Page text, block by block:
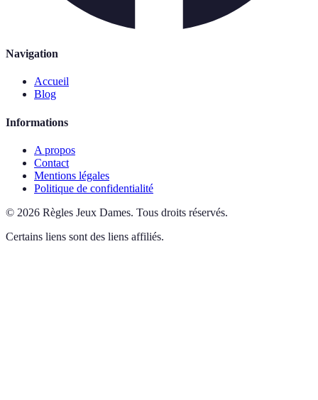
Navigation
Accueil
Blog
Informations
A propos
Contact
Mentions légales
Politique de confidentialité
© 2026 Règles Jeux Dames. Tous droits réservés.
Certains liens sont des liens affiliés.